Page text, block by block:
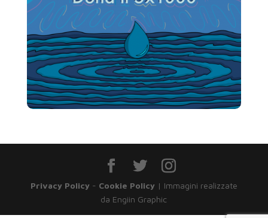
Privacy Policy- Cookie Policy| Immagini realizzate
da Engiin Graphic